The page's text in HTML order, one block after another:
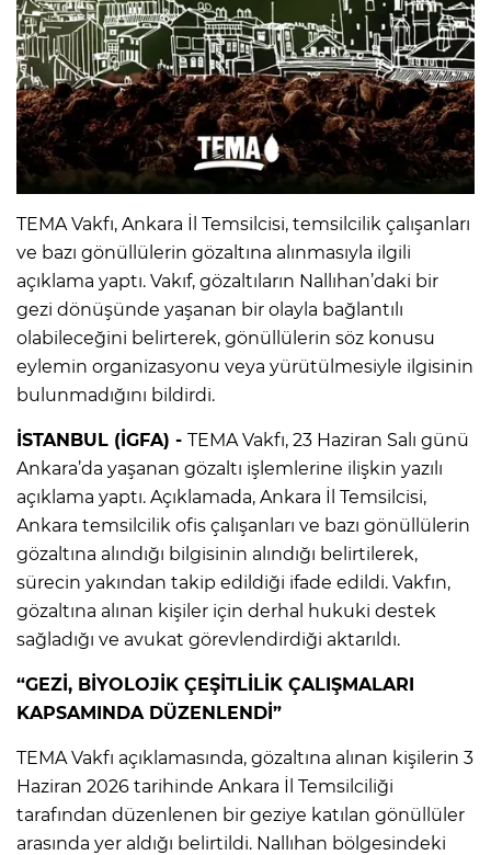
TEMA Vakfı, Ankara İl Temsilcisi, temsilcilik çalışanları
ve bazı gönüllülerin gözaltına alınmasıyla ilgili
açıklama yaptı. Vakıf, gözaltıların Nallıhan’daki bir
gezi dönüşünde yaşanan bir olayla bağlantılı
olabileceğini belirterek, gönüllülerin söz konusu
eylemin organizasyonu veya yürütülmesiyle ilgisinin
bulunmadığını bildirdi.
İSTANBUL (İGFA) - TEMA Vakfı, 23 Haziran Salı günü
Ankara’da yaşanan gözaltı işlemlerine ilişkin yazılı
açıklama yaptı. Açıklamada, Ankara İl Temsilcisi,
Ankara temsilcilik ofis çalışanları ve bazı gönüllülerin
gözaltına alındığı bilgisinin alındığı belirtilerek,
sürecin yakından takip edildiği ifade edildi. Vakfın,
gözaltına alınan kişiler için derhal hukuki destek
sağladığı ve avukat görevlendirdiği aktarıldı.
“GEZİ, BİYOLOJİK ÇEŞİTLİLİK ÇALIŞMALARI
KAPSAMINDA DÜZENLENDİ”
TEMA Vakfı açıklamasında, gözaltına alınan kişilerin 3
Haziran 2026 tarihinde Ankara İl Temsilciliği
tarafından düzenlenen bir geziye katılan gönüllüler
arasında yer aldığı belirtildi. Nallıhan bölgesindeki